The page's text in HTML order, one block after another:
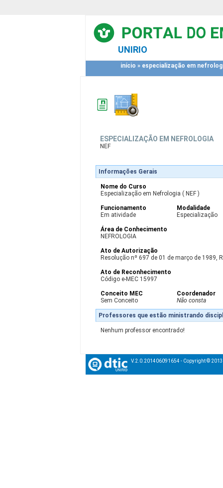
UNIRIO
início » especialização em
ESPECIALIZAÇÃO EM NEFROLOGIA
NEF
Informações Gerais
Nome do Curso
Especialização em Nefrologia ( NEF )
Funcionamento
Em atividade
Modalidade
Especialização
Área de Conhecimento
NEFROLOGIA
Ato de Autorização
Resolução nº 697 de 01 de março de 1989,
Ato de Reconhecimento
Código e-MEC 15997
Conceito MEC
Sem Conceito
Coordenador
Não consta
Professores que estão ministrando
Nenhum professor encontrado!
V.2.0.201406091654 - Copyright ©